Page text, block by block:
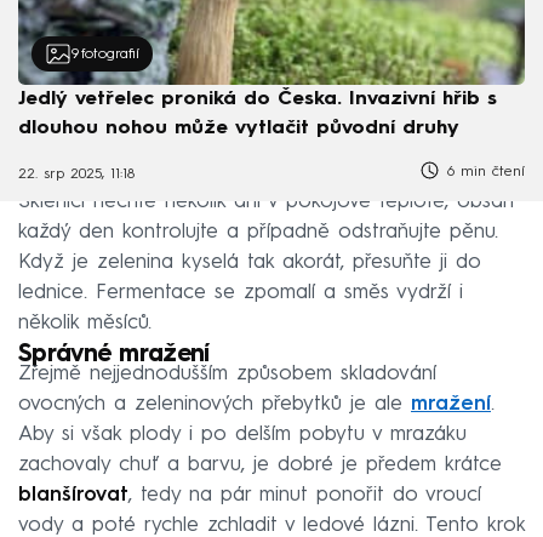
9 fotografií
Jedlý vetřelec proniká do Česka. Invazivní hřib s
dlouhou nohou může vytlačit původní druhy
22. srp 2025, 11:18 6 min čtení
Sklenici nechte několik dní v pokojové teplotě, obsah
každý den kontrolujte a případně odstraňujte pěnu.
Když je zelenina kyselá tak akorát, přesuňte ji do
lednice. Fermentace se zpomalí a směs vydrží i
několik měsíců.
Správné mražení
Zřejmě nejjednodušším způsobem skladování
ovocných a zeleninových přebytků je ale mražení.
Aby si však plody i po delším pobytu v mrazáku
zachovaly chuť a barvu, je dobré je předem krátce
blanšírovat, tedy na pár minut ponořit do vroucí
vody a poté rychle zchladit v ledové lázni. Tento krok